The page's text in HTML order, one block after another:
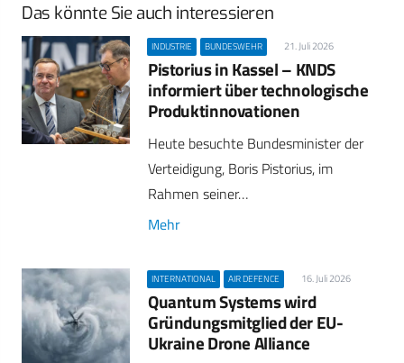
Das könnte Sie auch interessieren
INDUSTRIE BUNDESWEHR 21. Juli 2026
Pistorius in Kassel – KNDS
informiert über technologische
Produktinnovationen
Heute besuchte Bundesminister der
Verteidigung, Boris Pistorius, im
Rahmen seiner…
Mehr
INTERNATIONAL AIR DEFENCE 16. Juli 2026
Quantum Systems wird
Gründungsmitglied der EU-
Ukraine Drone Alliance